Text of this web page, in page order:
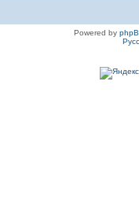
Powered by